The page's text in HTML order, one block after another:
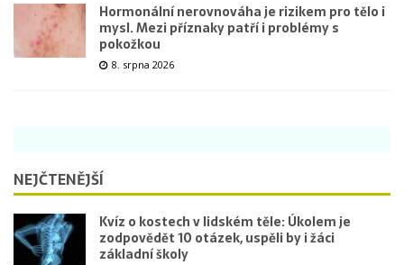
Hormonální nerovnováha je rizikem pro tělo i
mysl. Mezi příznaky patří i problémy s
pokožkou
8. srpna 2026
NEJČTENĚJŠÍ
Kvíz o kostech v lidském těle: Úkolem je
zodpovědět 10 otázek, uspěli by i žáci
základní školy